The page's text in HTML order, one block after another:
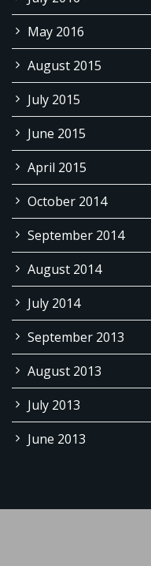
May 2016
August 2015
July 2015
June 2015
April 2015
October 2014
September 2014
August 2014
July 2014
September 2013
August 2013
July 2013
June 2013